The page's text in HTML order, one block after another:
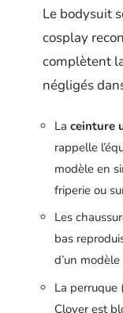
Le bodysuit
cosplay
complètent
négligés
La ceinture
rappelle
modèle en
friperie ou
Les
bas
d’un
La perruque
Clover est